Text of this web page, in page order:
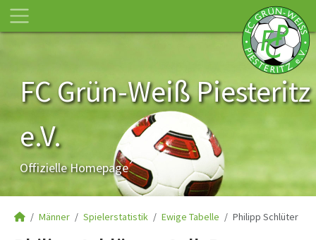
FC Grün-Weiß Piesteritz
e.V.
Offizielle Homepage
Männer Spielerstatistik Ewige Tabelle Philipp Schlüter